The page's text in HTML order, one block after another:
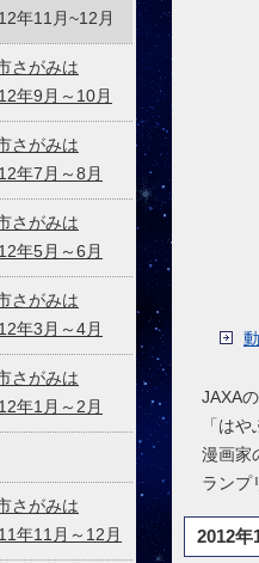
JAXA
「は
漫画家
ランプ
2012
年11月~12月
さがみは
年9月～10月
さがみは
年7月～8月
さがみは
年5月～6月
さがみは
年3月～4月
さがみは
年1月～2月
さがみは
年11月～12月